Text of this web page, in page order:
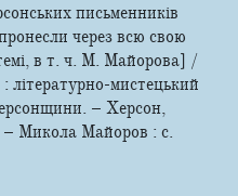
письменників
через всю свою
темі, в т. ч. М. Майорова] /
мистецький
– Херсон,
Микола Майоров : с.